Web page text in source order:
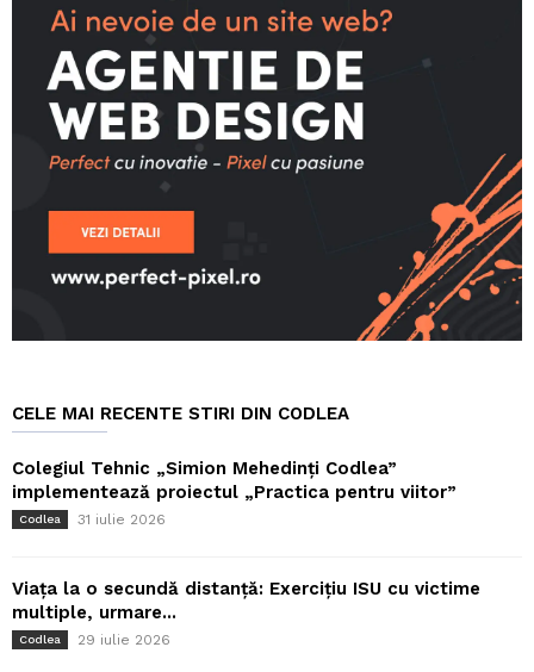
CELE MAI RECENTE STIRI DIN CODLEA
Colegiul Tehnic „Simion Mehedinți Codlea”
implementează proiectul „Practica pentru viitor”
Codlea 31 iulie 2026
Viața la o secundă distanță: Exercițiu ISU cu victime
multiple, urmare...
Codlea 29 iulie 2026